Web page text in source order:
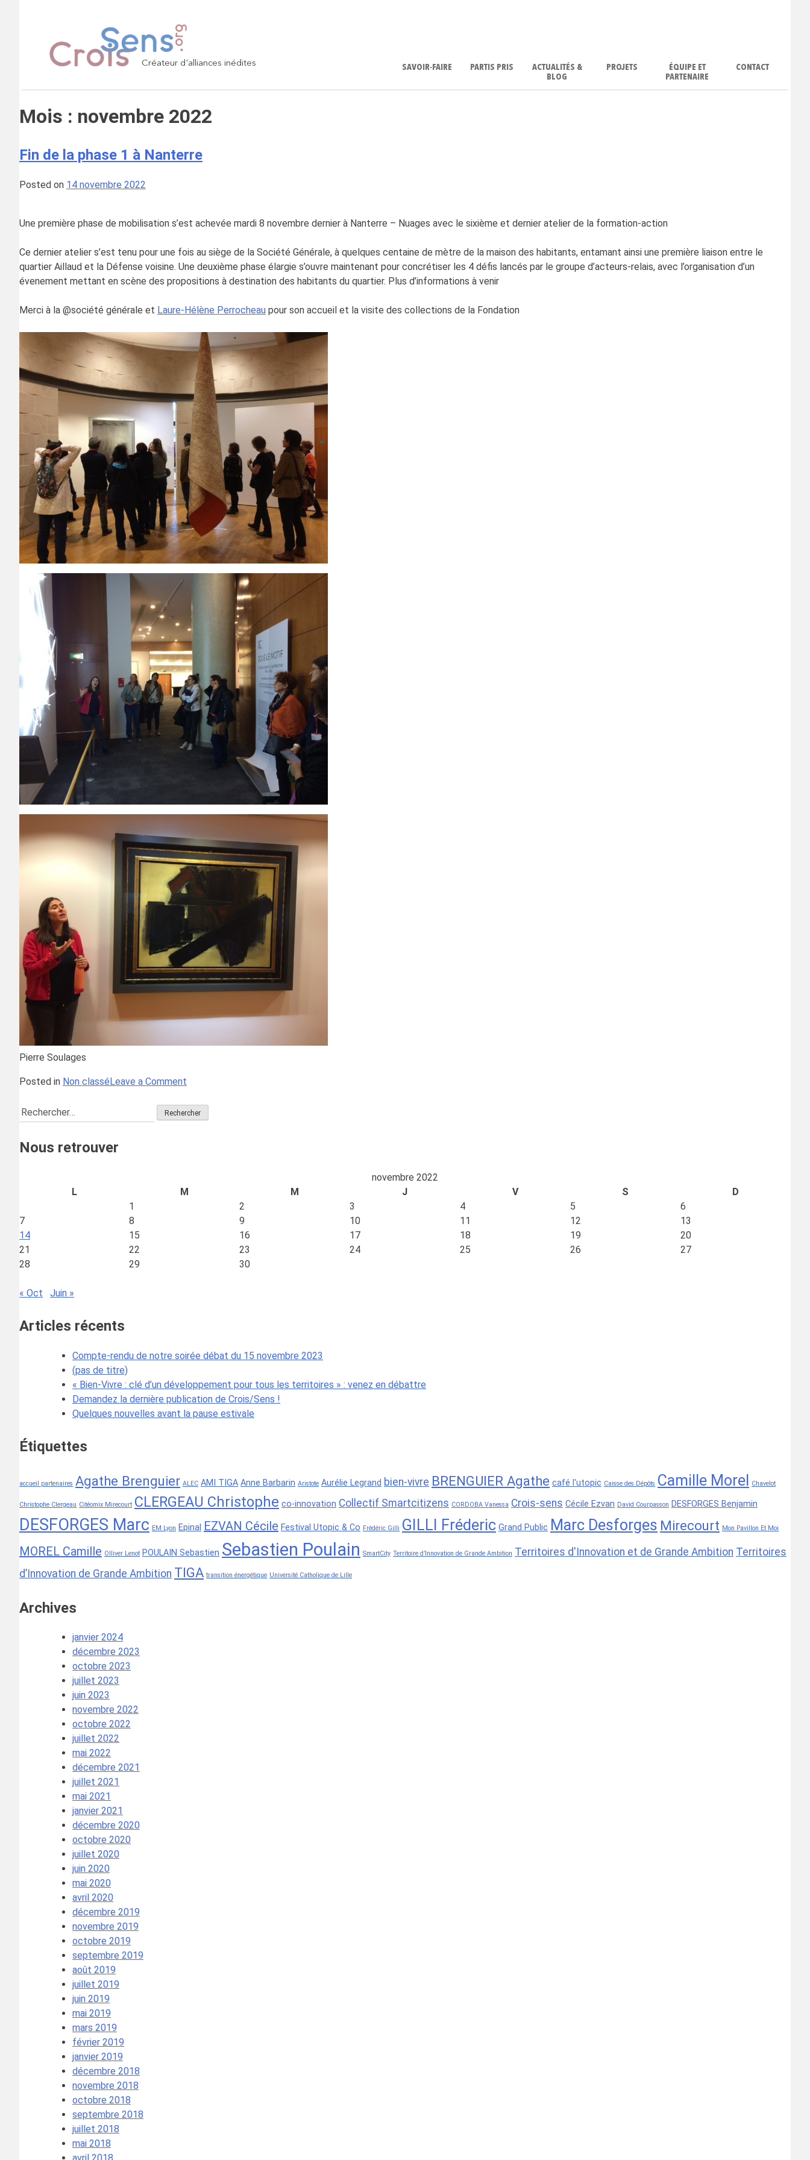
Créateur d'alliances inédites SAVOIR-FAIRE PARTIS PRIS
ACTUALITÉS &
BLOG
PROJETS
ÉQUIPE ET
PARTENAIRE
CONTACT
Mois : novembre 2022
Fin de la phase 1 à Nanterre
Posted on 14 novembre 2022
Une première phase de mobilisation s’est achevée mardi 8 novembre dernier à Nanterre – Nuages avec le sixième et dernier atelier de la formation-action
Ce dernier atelier s’est tenu pour une fois au siège de la Société Générale, à quelques centaine de mètre de la maison des habitants, entamant ainsi une première liaison entre le
quartier Aillaud et la Défense voisine. Une deuxième phase élargie s’ouvre maintenant pour concrétiser les 4 défis lancés par le groupe d’acteurs-relais, avec l’organisation d’un
évenement mettant en scène des propositions à destination des habitants du quartier. Plus d’informations à venir
Merci à la @société générale et Laure-Hélène Perrocheau pour son accueil et la visite des collections de la Fondation
Pierre Soulages
Posted in Non classéLeave a Comment
de
la
Rechercher :
Nous retrouver
novembre 2022
L
M M J V S
D
1
2 3 4 5
6
7
8 9 10 11 12
13
14
15 16 17 18 19
20
21
22 23 24 25 26
27
28
29 30
« Oct Juin »
Articles récents
Compte-rendu de notre soirée débat du 15 novembre 2023
(pas de titre)
« Bien-Vivre : clé d’un développement pour tous les territoires » : venez en débattre
Demandez la dernière publication de Crois/Sens !
Quelques nouvelles avant la pause estivale
Étiquettes
accueil partenaires Agathe Brenguier ALEC AMI TIGA Anne Barbarin Aristote Aurélie Legrand bien-vivre BRENGUIER Agathe café l'utopic Caisse des Dépôts Camille Morel Chavelot
Christophe Clergeau Citéomix Mirecourt CLERGEAU Christophe co-innovation Collectif Smartcitizens CORDOBA Vanessa Crois-sens Cécile Ezvan David Courpasson DESFORGES Benjamin
DESFORGES Marc EM Lyon Epinal EZVAN Cécile Festival Utopic & Co Frédéric Gilli GILLI Fréderic Grand Public Marc Desforges Mirecourt Mon Pavillon Et Moi
MOREL Camille Olliver Lenot POULAIN Sebastien Sebastien Poulain SmartCity Territoire d’Innovation de Grande Ambition Territoires d'Innovation et de Grande Ambition Territoires
d’Innovation de Grande Ambition TIGA transition énergétique Université Catholique de Lille
Archives
janvier 2024
décembre 2023
octobre 2023
juillet 2023
juin 2023
novembre 2022
octobre 2022
juillet 2022
mai 2022
décembre 2021
juillet 2021
mai 2021
janvier 2021
décembre 2020
octobre 2020
juillet 2020
juin 2020
mai 2020
avril 2020
décembre 2019
novembre 2019
octobre 2019
septembre 2019
août 2019
juillet 2019
juin 2019
mai 2019
mars 2019
février 2019
janvier 2019
décembre 2018
novembre 2018
octobre 2018
septembre 2018
juillet 2018
mai 2018